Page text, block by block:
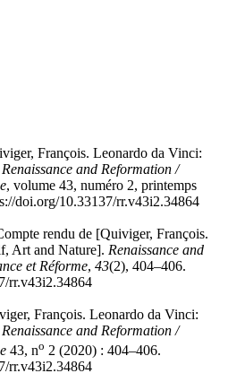
François. Leonardo da Vinci:
Renaissance and Reformation /
, volume 43, numéro 2, printemps
doi.org/10.33137/rr.v43i2.34864
rendu de [Quiviger, François.
Art and Nature]. Renaissance and
et Réforme, 43(2), 404–406.
rr.v43i2.34864
François. Leonardo da Vinci:
Renaissance and Reformation /
43, no 2 (2020) : 404–406.
rr.v43i2.34864